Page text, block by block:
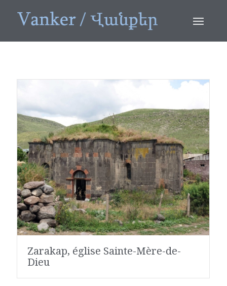
Zarakap, église Sainte-Mère-de-
Dieu